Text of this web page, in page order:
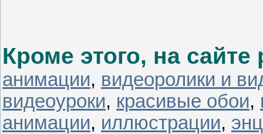
Кроме этого, на
анимации, видеоролики и
видеоуроки, красивые обои,
анимации, иллюстрации,